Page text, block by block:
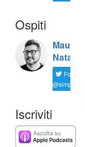
Ospiti
Maurizio
Natali
Follow
@simplemal
Iscriviti